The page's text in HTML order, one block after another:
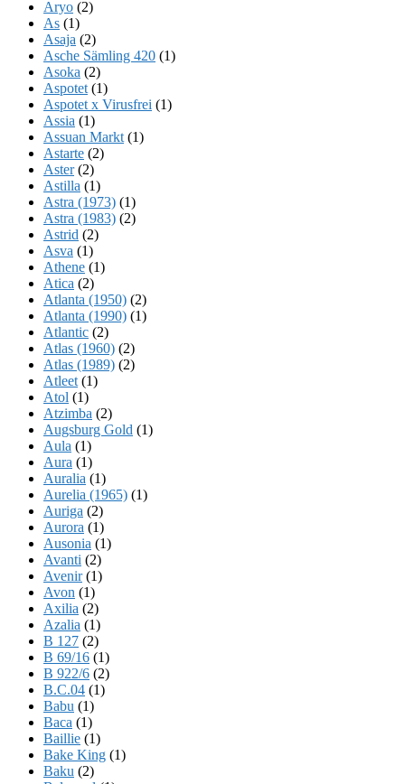
Aryo (2)
As (1)
Asaja (2)
Asche Sämling 420 (1)
Asoka (2)
Aspotet (1)
Aspotet x Virusfrei (1)
Assia (1)
Assuan Markt (1)
Astarte (2)
Aster(2)
Astilla (1)
Astra (1973) (1)
Astra (1983) (2)
Astrid (2)
Asva (1)
Athene (1)
Atica (2)
Atlanta (1950) (2)
Atlanta (1990) (1)
Atlantic (2)
Atlas (1960) (2)
Atlas (1989) (2)
Atleet (1)
Atol (1)
Atzimba (2)
Augsburg Gold (1)
Aula (1)
Aura (1)
Auralia (1)
Aurelia (1965) (1)
Auriga (2)
Aurora (1)
Ausonia (1)
Avanti (2)
Avenir(1)
Avon (1)
Axilia (2)
Azalia (1)
B 127 (2)
B 69/16 (1)
B 922/6 (2)
B.C.04 (1)
Babu (1)
Baca (1)
Baillie (1)
Bake King (1)
Baku (2)